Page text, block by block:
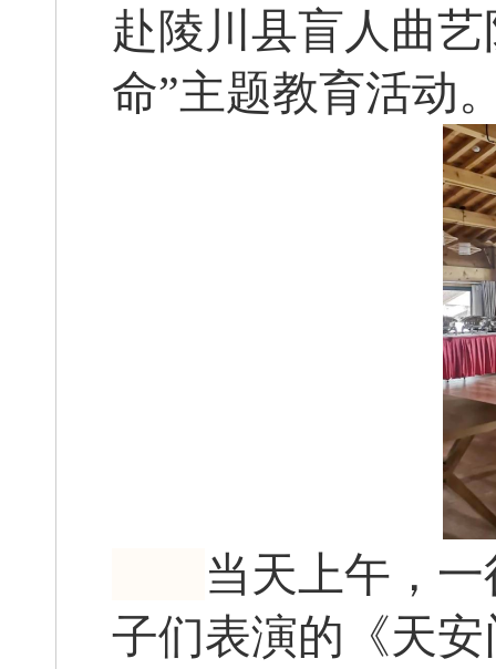
赴陵川县盲人曲
命”主题教育活动
当天上午，
子们表演的《天